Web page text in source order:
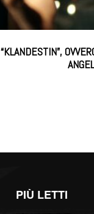
“KLANDESTIN”,
PIÙ LETTI